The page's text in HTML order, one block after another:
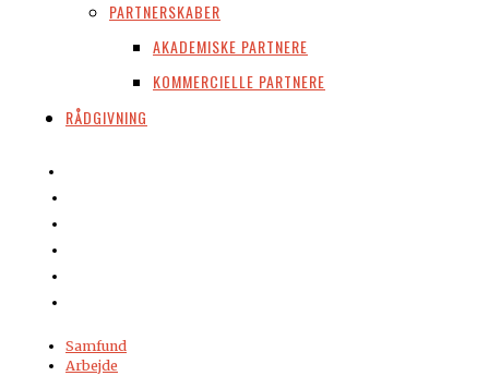
PARTNERSKABER
AKADEMISKE PARTNERE
KOMMERCIELLE PARTNERE
RÅDGIVNING
Samfund
Arbejde